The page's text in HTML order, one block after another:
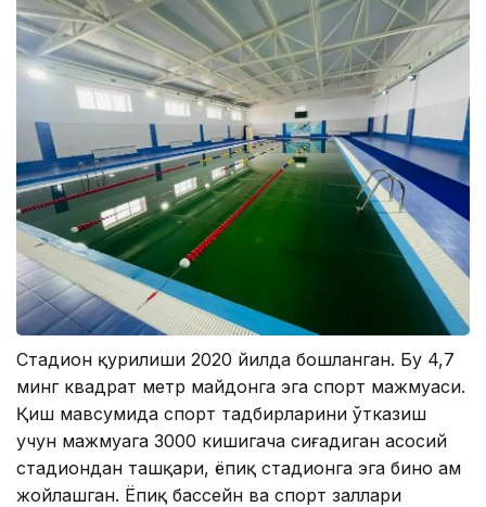
Стадион қурилиши 2020 йилда бошланган. Бу 4,7
минг квадрат метр майдонга эга спорт мажмуаси.
Қиш мавсумида спорт тадбирларини ўтказиш
учун мажмуага 3000 кишигача сиғадиган асосий
стадиондан ташқари, ёпиқ стадионга эга бино ҳам
жойлашган. Ёпиқ бассейн ва спорт заллари